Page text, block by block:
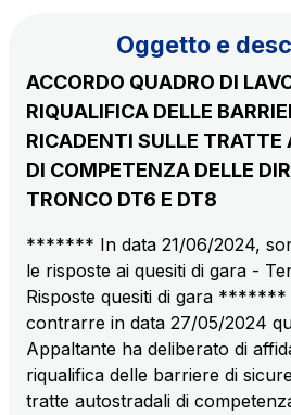
Movyon
L'operatore tecnologico per
soluzioni di Intelligent
Tecne
La società di ingegneria del
l’Italia
Amplia
Società leader in Italia nella
infrastrutture complesse
Scopri la
Inquadra il QR Code con la
cellulare per scaricare l’App
Vai alla pagina
Oggetto e
ACCORDO QUADRO DI
RIQUALIFICA DELLE
RICADENTI SULLE TRATTE
DI COMPETENZA DELLE
TRONCO DT6 E DT8
******* In data 21/06/2024,
le risposte ai quesiti di gara -
Risposte quesiti di gara *******
contrarre in data 27/05/2024
Appaltante ha deliberato di
riqualifica delle barriere di
tratte autostradali di